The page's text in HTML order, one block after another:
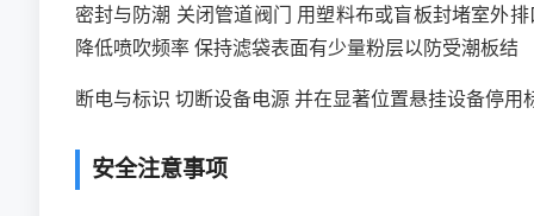
密封与防潮 关闭管道阀门 用塑料布或盲板封堵室外
降低喷吹频率 保持滤袋表面有少量粉层以防受潮板结
断电与标识 切断设备电源 并在显著位置悬挂设备停用
安全注意事项